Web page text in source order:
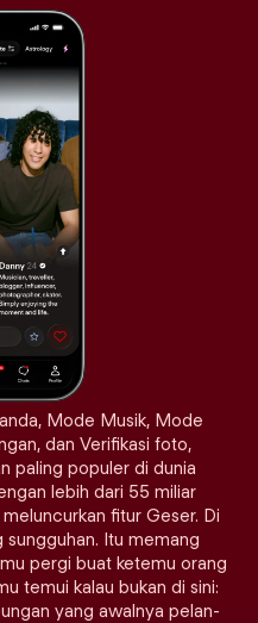
Mode Musik, Mode
dan Verifikasi foto,
paling populer di dunia
lebih dari 55 miliar
fitur Geser. Di
Itu memang
pergi buat ketemu orang
temui kalau bukan di sini:
yang awalnya pelan-